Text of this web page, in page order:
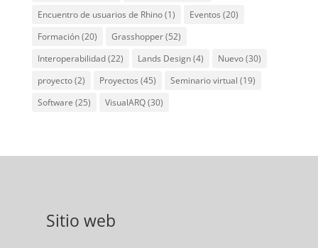
Encuentro de usuarios de Rhino(1) Eventos (20)
Formación(20) Grasshopper(52)
Interoperabilidad(22) Lands Design(4) Nuevo(30)
proyecto(2) Proyectos (45) Seminario virtual (19)
Software (25) VisualARQ(30)
Sitio web